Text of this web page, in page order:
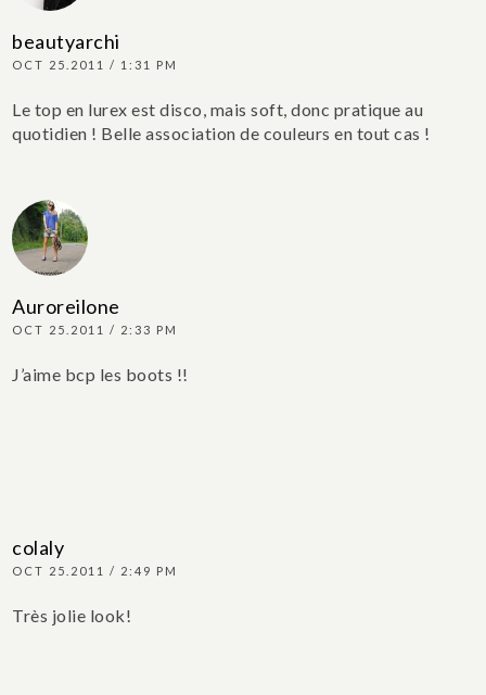
beautyarchi
OCT 25.2011 / 1:31 PM
Le top en lurex est disco, mais soft, donc pratique au
quotidien ! Belle association de couleurs en tout cas !
Auroreilone
OCT 25.2011 / 2:33 PM
J’aime bcp les boots !!
colaly
OCT 25.2011 / 2:49 PM
Très jolie look!